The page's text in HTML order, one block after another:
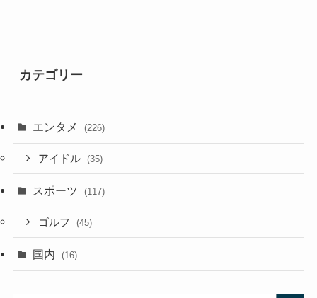
カテゴリー
エンタメ (226)
アイドル (35)
スポーツ (117)
ゴルフ (45)
国内 (16)